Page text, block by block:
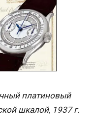
платиновый
шкалой, 1937 г.